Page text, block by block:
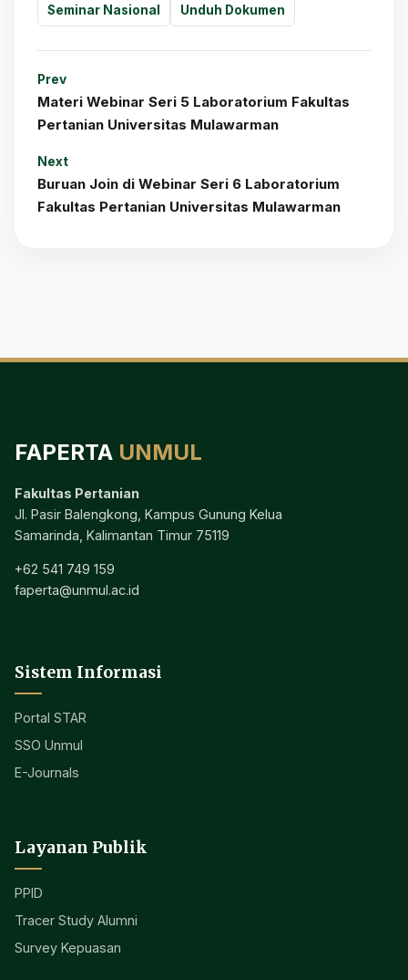
Seminar Nasional Unduh Dokumen
Prev
Materi Webinar Seri 5 Laboratorium Fakultas
Pertanian Universitas Mulawarman
Next
Buruan Join di Webinar Seri 6 Laboratorium
Fakultas Pertanian Universitas Mulawarman
FAPERTA UNMUL
Fakultas Pertanian
Jl. Pasir Balengkong, Kampus Gunung Kelua
Samarinda, Kalimantan Timur 75119
+62 541 749 159
faperta@unmul.ac.id
Sistem Informasi
Portal STAR
SSO Unmul
E-Journals
Layanan Publik
PPID
Tracer Study Alumni
Survey Kepuasan